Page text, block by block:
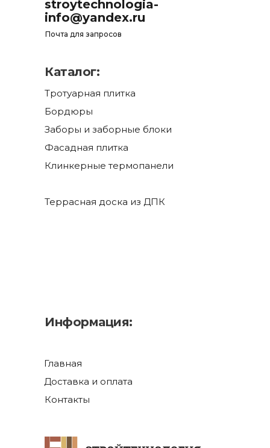
Каталог:
Тротуарная плитка
Бордюры
Заборы и заборные блоки
Фасадная плитка
Клинкерные термопанели
Информация:
Доставка и оплата
Главная
Контакты
Почта для запросов
stroytechnologia-
info@yandex.ru
Террасная доска из ДПК